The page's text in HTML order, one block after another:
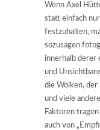
Wenn Axel
statt einfach
festzuhalten,
sozusagen
innerhalb derer
und
die Wolken, der
und viele
Faktoren
auch von